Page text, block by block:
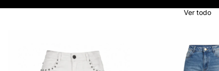
Ver todo